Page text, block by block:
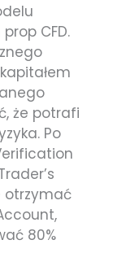
CFD.
że potrafi
Po
otrzymać
80%